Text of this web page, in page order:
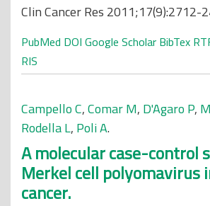
Clin Cancer Res 2011;17(9):2712-
PubMed DOI Google Scholar BibTex
RIS
Campello C,Comar M, D'Agaro P,
Rodella L, Poli A.
A molecular case-control
Merkel cell polyomavirus
cancer.